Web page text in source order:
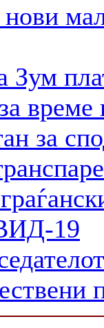
Зум
време
за
19